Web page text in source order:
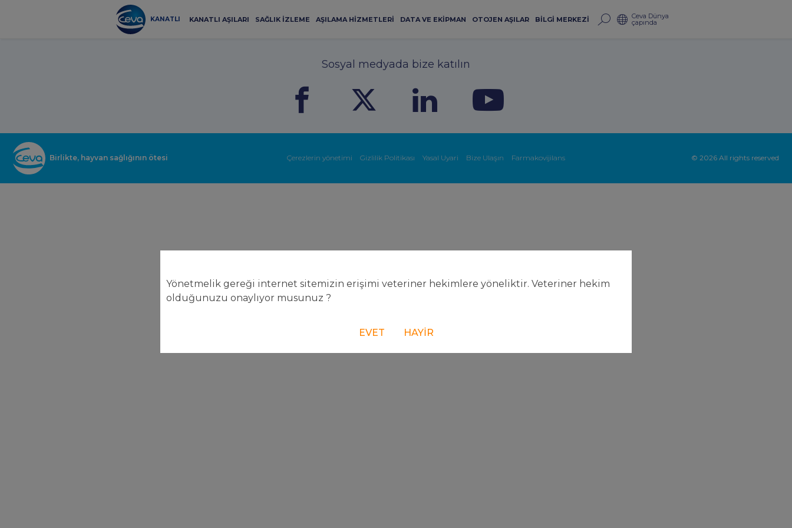
KANATLI
KANATLI AŞILARI SAĞLIK İZLEME AŞILAMA HIZMETLERI DATA VE EKIPMAN OTOJEN AŞILAR BILGI MERKEZI Ceva Dünya
çapında
Sosyal medyada bize katılın
Birlikte, hayvan sağlığının ötesi Çerezlerin yönetimi Gizlilik Politikası Yasal Uyari Bize Ulaşın Farmakovijilans © 2026 All rights reserved
Yönetmelik gereği internet sitemizin erişimi veteriner hekimlere yöneliktir. Veteriner hekim
olduğunuzu onaylıyor musunuz ?
EVET HAYIR